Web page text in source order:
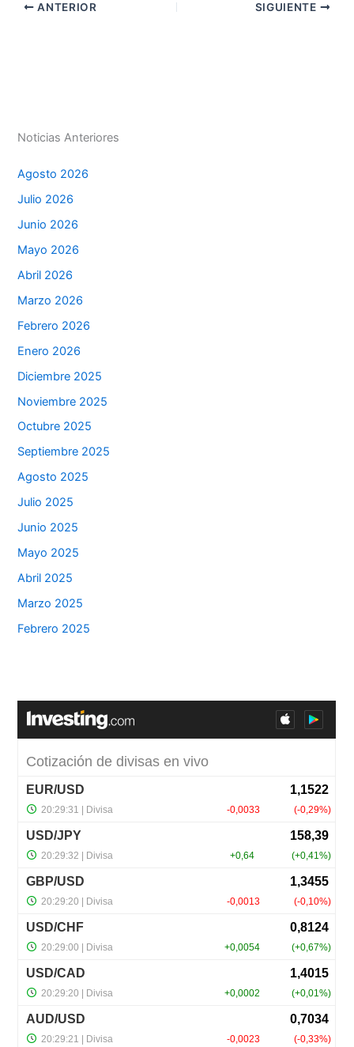
ANTERIOR SIGUIENTE
Noticias Anteriores
Agosto 2026
Julio 2026
Junio 2026
Mayo 2026
Abril 2026
Marzo 2026
Febrero 2026
Enero 2026
Diciembre 2025
Noviembre 2025
Octubre 2025
Septiembre 2025
Agosto 2025
Julio 2025
Junio 2025
Mayo 2025
Abril 2025
Marzo 2025
Febrero 2025